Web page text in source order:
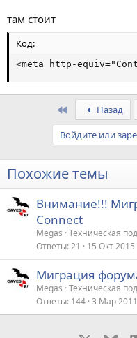
там стоит
Код:
<meta http-
Назад
Войдите или
Похожие темы
Внимание!!!
Connect
Megas Техническая
Ответы 21 15 Окт 2015
Миграция
Megas Техническая
Ответы 144 3 Мар 2011